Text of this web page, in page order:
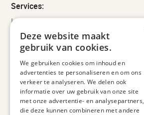
Services:
Leveringsinformatie
Retourbeleid
Informatie
Veelgestelde vragen
Duurzaam ondernemen
Contact informatie
Deze website maakt
gebruik van cookies.
We gebruiken cookies om inhoud en
advertenties te personaliseren en om ons
verkeer te analyseren. We delen ook
informatie over uw gebruik van onze site
met onze advertentie- en analysepartners,
die deze kunnen combineren met andere